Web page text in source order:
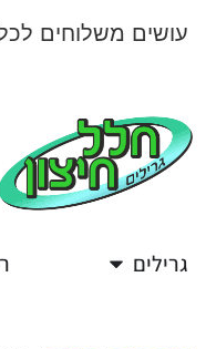
עושים משלוחים
גרילים